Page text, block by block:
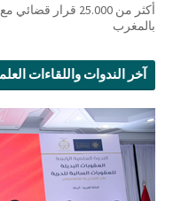
أكثر من 25.000
بالمغرب
آخر الندوات واللقاءات